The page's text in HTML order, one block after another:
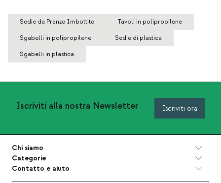
Sedie da Pranzo Imbottite Tavoli in polipropilene
Sgabelli in polipropilene Sedie di plastica
Sgabelli in plastica
Iscriviti alla nostra Newsletter Iscriviti ora
Chi siamo
Categorie
Contatto e aiuto